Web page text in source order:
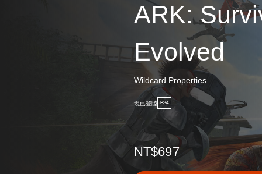
ARK:
Evolved
Wildcard Properties
現已登陸 PS4
NT$697